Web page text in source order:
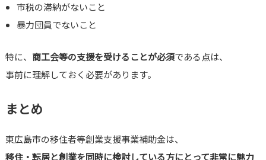
市税の滞納がないこと
暴力団員でないこと
特に、 商工会等の支援を受けることが必須である点は、
事前に理解しておく必要があります。
まとめ
東広島市の移住者等創業支援事業補助金は、
移住・転居と創業を同時に検討している方にとって非常に魅力